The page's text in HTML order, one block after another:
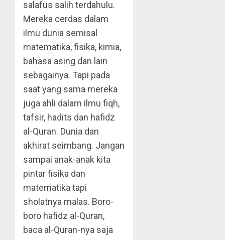
salafus salih terdahulu.
Mereka cerdas dalam
ilmu dunia semisal
matematika, fisika, kimia,
bahasa asing dan lain
sebagainya. Tapi pada
saat yang sama mereka
juga ahli dalam ilmu fiqh,
tafsir, hadits dan hafidz
al-Quran. Dunia dan
akhirat seimbang. Jangan
sampai anak-anak kita
pintar fisika dan
matematika tapi
sholatnya malas. Boro-
boro hafidz al-Quran,
baca al-Quran-nya saja